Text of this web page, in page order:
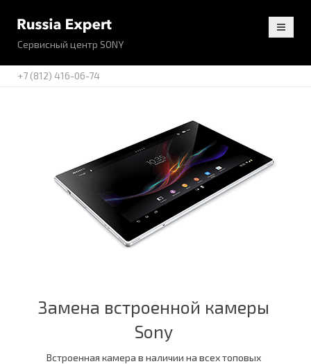
Сервисный центр SONY
+7 (812) 416-06-74
Замена встроенной камеры
Sony
Встроенная камера в наличии на всех топовых